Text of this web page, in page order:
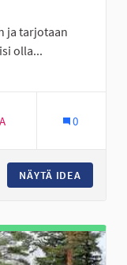
ja tarjotaan
olla...
Seinäjoki
0
NÄYTÄ IDEA